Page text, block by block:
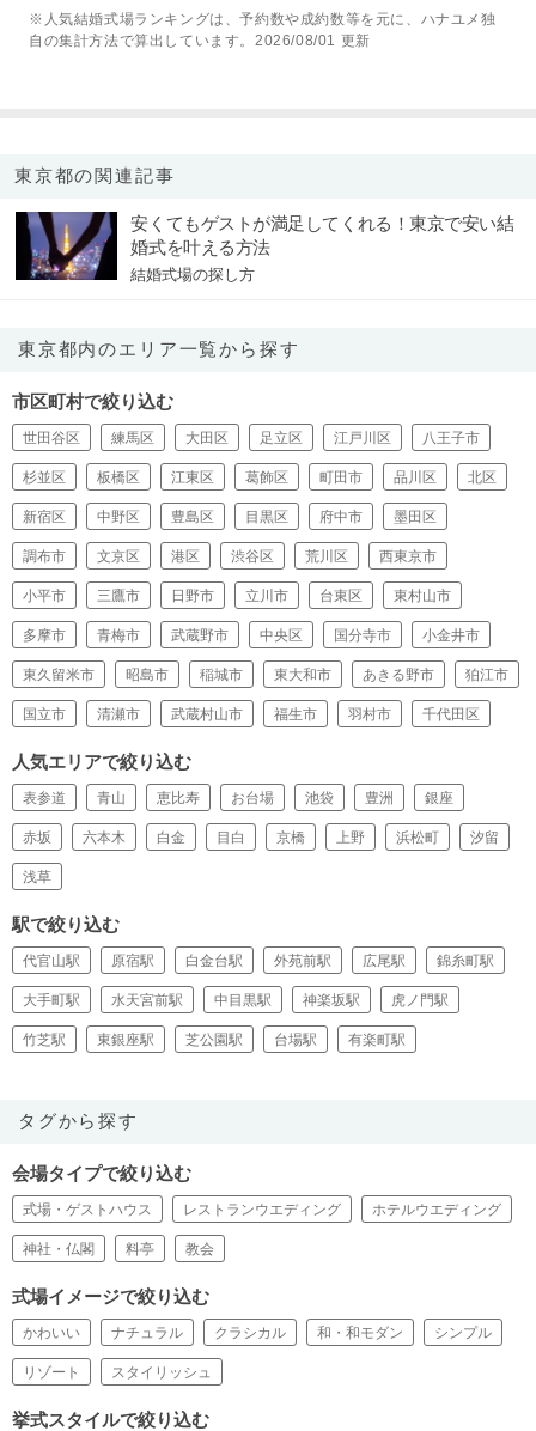
※人気結婚式場ランキングは、予約数や成約数等を元に、ハナユメ独
自の集計方法で算出しています。2026/08/01 更新
東京都の関連記事
安くてもゲストが満足してくれる！東京で安い結
婚式を叶える方法
結婚式場の探し方
東京都内のエリア一覧から探す
市区町村で絞り込む
世田谷区 練馬区 大田区 足立区 江戸川区 八王子市
杉並区 板橋区 江東区 葛飾区 町田市 品川区 北区
新宿区 中野区 豊島区 目黒区 府中市 墨田区
調布市 文京区 港区 渋谷区 荒川区 西東京市
小平市 三鷹市 日野市 立川市 台東区 東村山市
多摩市 青梅市 武蔵野市 中央区 国分寺市 小金井市
東久留米市 昭島市 稲城市 東大和市 あきる野市 狛江市
国立市 清瀬市 武蔵村山市 福生市 羽村市 千代田区
人気エリアで絞り込む
表参道 青山 恵比寿 お台場 池袋 豊洲 銀座
赤坂 六本木 白金 目白 京橋 上野 浜松町 汐留
浅草
駅で絞り込む
代官山駅 原宿駅 白金台駅 外苑前駅 広尾駅 錦糸町駅
大手町駅 水天宮前駅 中目黒駅 神楽坂駅 虎ノ門駅
竹芝駅 東銀座駅 芝公園駅 台場駅 有楽町駅
タグから探す
会場タイプで絞り込む
式場・ゲストハウス レストランウエディング ホテルウエディング
神社・仏閣 料亭 教会
式場イメージで絞り込む
かわいい ナチュラル クラシカル 和・和モダン シンプル
リゾート スタイリッシュ
挙式スタイルで絞り込む